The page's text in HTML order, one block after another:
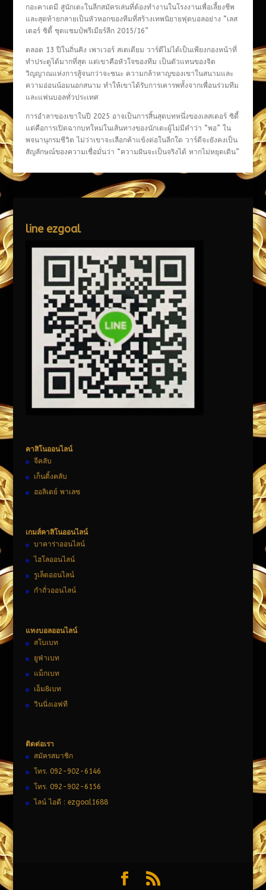
กอะคาเดมี สู่นักเตะในลีกสมัครเล่นที่ต้องทำงานในโรงงานเพื่อเลี้ยงชีพ
และสุดท้ายกลายเป็นหัวหอกของทีมที่สร้างเทพนิยายฟุตบอลอย่าง “เลส
เตอร์ ซิตี้ ชุดแชมป์พรีเมียร์ลีก 2015/16”
ตลอด 13 ปีในถิ่นคิง เพาเวอร์ สเตเดียม วาร์ดีไม่ได้เป็นเพียงกองหน้าที่
ทำประตูได้มากที่สุด แต่เขาคือหัวใจของทีม เป็นตัวแทนของจิต
วิญญาณแห่งการสู้จนกว่าจะชนะ ความกล้าหาญของเขาในสนามและ
ความอ่อนน้อมนอกสนาม ทำให้เขาได้รับการเคารพทั้งจากเพื่อนร่วมทีม
และแฟนบอลทั่วประเทศ
การอำลาของเขาในปี 2025 อาจเป็นการสิ้นสุดบทหนึ่งของเลสเตอร์ ซิตี้
แต่คือการเปิดฉากบทใหม่ในเส้นทางของนักเตะผู้ไม่มีคำว่า “พอ” ใน
พจนานุกรมชีวิต ไม่ว่าเขาจะเลือกค้าแข้งต่อในลีกใด วาร์ดีจะยังคงเป็น
สัญลักษณ์ของความเชื่อมั่นว่า “ความฝันจะเป็นจริงได้ หากไม่หยุดเดิน”
line ezgoal
คาสิโนออนไลน์
จีคลับ
เก็นติ้งคลับ
ฮอลิเดย์ พาเลซ
เกมส์คาสิโนออนไลน์
บาคาร่าออนไลน์
ไฮโลออนไลน์
รูเล็ตออนไลน์
กำถั่วออนไลน์
แทงบอลออนไลน์
สโบเบท
ยูฟ่าเบท
แม็กเบท
เอ็ม8เบท
วินนิ่งเอฟที
ติดต่อเรา
สมัครสมาชิก
โทร. 092-902-6146
โทร. 092-902-6156
ไลน์ ไอดี : ezgoal1688